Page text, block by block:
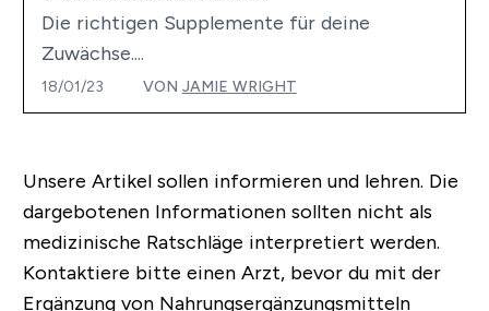
Die richtigen Supplemente für deine
Zuwächse....
18/01/23 VON JAMIE WRIGHT
Unsere Artikel sollen informieren und lehren. Die
dargebotenen Informationen sollten nicht als
medizinische Ratschläge interpretiert werden.
Kontaktiere bitte einen Arzt, bevor du mit der
Ergänzung von Nahrungsergänzungsmitteln